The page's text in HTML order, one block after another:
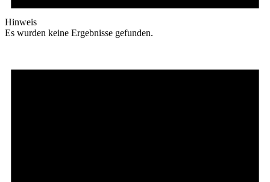
Hinweis
Es wurden keine Ergebnisse gefunden.